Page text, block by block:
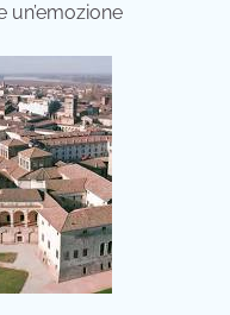
un’emozione